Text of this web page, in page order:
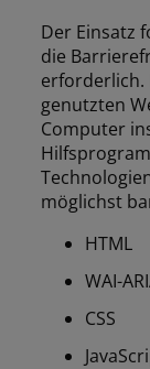
Der Einsatz
die
erforderlich.
genutzten
Computer
möglichst
HTML
WAI-
CSS